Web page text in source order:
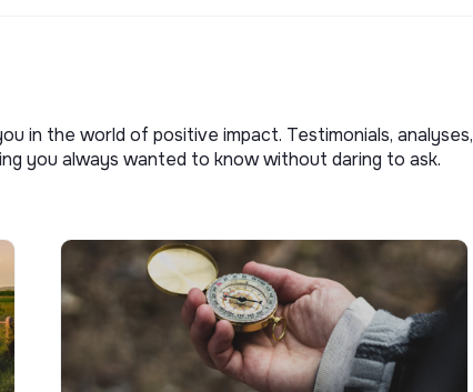
in the world of positive impact. Testimonials, analyses,
you always wanted to know without daring to ask.